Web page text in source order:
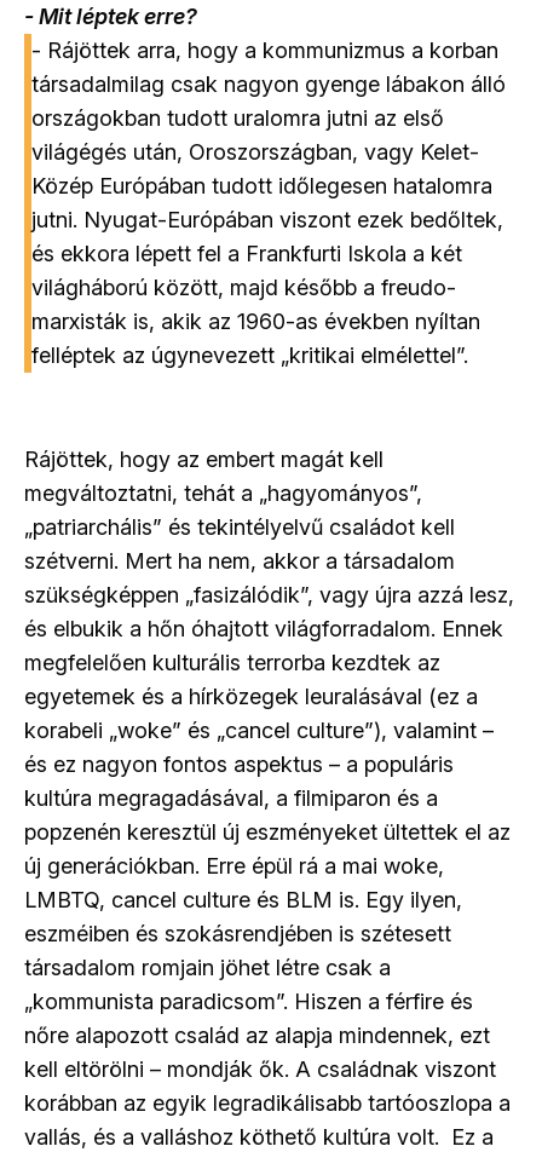
- Mit léptek erre?
- Rájöttek arra, hogy a kommunizmus a korban
társadalmilag csak nagyon gyenge lábakon álló
országokban tudott uralomra jutni az első
világégés után, Oroszországban, vagy Kelet-
Közép Európában tudott időlegesen hatalomra
jutni. Nyugat-Európában viszont ezek bedőltek,
és ekkora lépett fel a Frankfurti Iskola a két
világháború között, majd később a freudo-
marxisták is, akik az 1960-as években nyíltan
felléptek az úgynevezett „kritikai elmélettel”.
Rájöttek, hogy az embert magát kell
megváltoztatni, tehát a „hagyományos”,
„patriarchális” és tekintélyelvű családot kell
szétverni. Mert ha nem, akkor a társadalom
szükségképpen „fasizálódik”, vagy újra azzá lesz,
és elbukik a hőn óhajtott világforradalom. Ennek
megfelelően kulturális terrorba kezdtek az
egyetemek és a hírközegek leuralásával (ez a
korabeli „woke” és „cancel culture”), valamint –
és ez nagyon fontos aspektus – a populáris
kultúra megragadásával, a filmiparon és a
popzenén keresztül új eszményeket ültettek el az
új generációkban. Erre épül rá a mai woke,
LMBTQ, cancel culture és BLM is. Egy ilyen,
eszméiben és szokásrendjében is szétesett
társadalom romjain jöhet létre csak a
„kommunista paradicsom”. Hiszen a férfire és
nőre alapozott család az alapja mindennek, ezt
kell eltörölni – mondják ők. A családnak viszont
korábban az egyik legradikálisabb tartóoszlopa a
vallás, és a valláshoz köthető kultúra volt. Ez a